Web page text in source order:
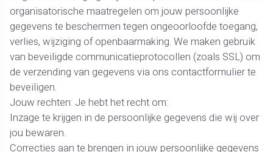
organisatorische maatregelen om jouw persoonlijke
gegevens te beschermen tegen ongeoorloofde toegang,
verlies, wijziging of openbaarmaking. We maken gebruik
van beveiligde communicatieprotocollen (zoals SSL) om
de verzending van gegevens via ons contactformulier te
beveiligen.
Jouw rechten: Je hebt het recht om:
Inzage te krijgen in de persoonlijke gegevens die wij over
jou bewaren.
Correcties aan te brengen in jouw persoonlijke gegevens